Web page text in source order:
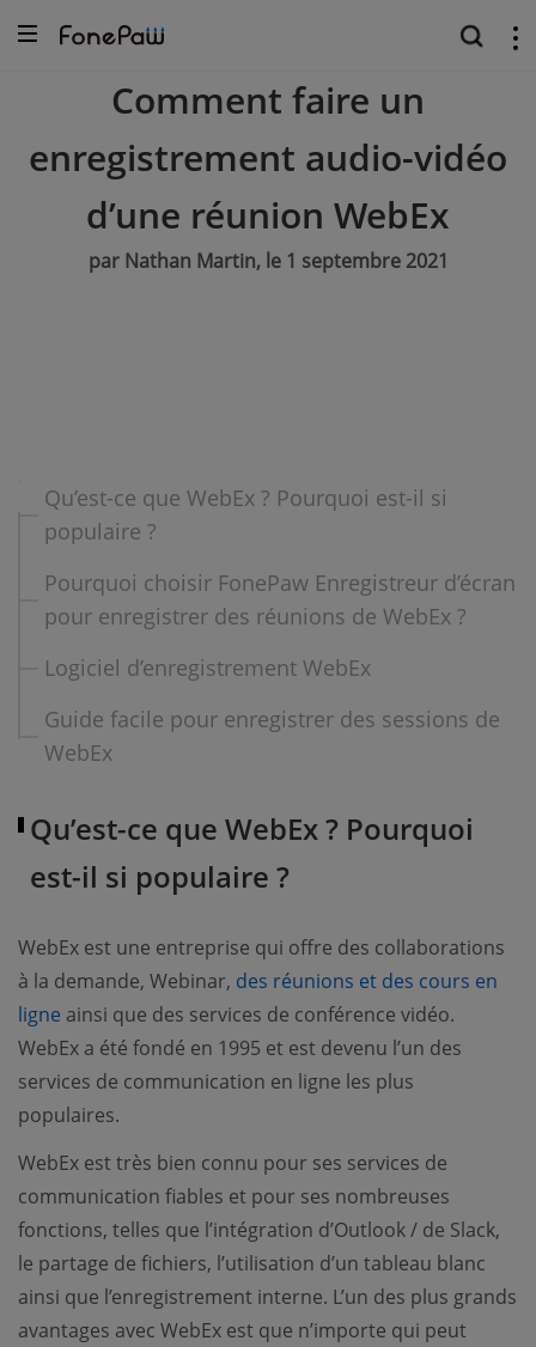
Comment faire un
enregistrement audio-vidéo
d’une réunion WebEx
par Nathan Martin, le 1 septembre 2021
Qu’est-ce que WebEx ? Pourquoi est-il si
populaire ?
Pourquoi choisir FonePaw Enregistreur d’écran
pour enregistrer des réunions de WebEx ?
Logiciel d’enregistrement WebEx
Guide facile pour enregistrer des sessions de
WebEx
Qu’est-ce que WebEx ? Pourquoi
est-il si populaire ?
WebEx est une entreprise qui offre des collaborations
à la demande, Webinar, des réunions et des cours en
ligne (opens new window)
ainsi que des services de conférence vidéo.
WebEx a été fondé en 1995 et est devenu l’un des
services de communication en ligne les plus
populaires.
WebEx est très bien connu pour ses services de
communication fiables et pour ses nombreuses
fonctions, telles que l’intégration d’Outlook / de Slack,
le partage de fichiers, l’utilisation d’un tableau blanc
ainsi que l’enregistrement interne. L’un des plus grands
avantages avec WebEx est que n’importe qui peut